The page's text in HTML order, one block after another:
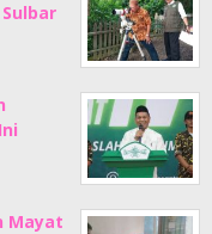
Mayat